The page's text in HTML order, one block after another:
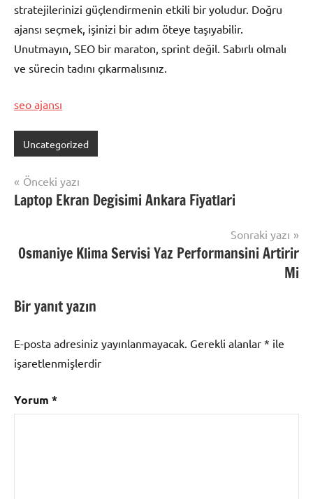
stratejilerinizi güçlendirmenin etkili bir yoludur. Doğru
ajansı seçmek, işinizi bir adım öteye taşıyabilir.
Unutmayın, SEO bir maraton, sprint değil. Sabırlı olmalı
ve sürecin tadını çıkarmalısınız.
seo ajansı
Uncategorized
Yazı
gezinmesi
Önceki yazı
Laptop Ekran Degisimi Ankara Fiyatlari
Sonraki yazı
Osmaniye Klima Servisi Yaz Performansini Artirir
Mi
Bir yanıt yazın
E-posta adresiniz yayınlanmayacak. Gerekli alanlar * ile
işaretlenmişlerdir
Yorum *